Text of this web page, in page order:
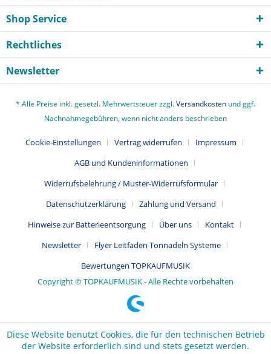
Shop Service
Rechtliches
Newsletter
* Alle Preise inkl. gesetzl. Mehrwertsteuer zzgl.Versandkosten und ggf.
Nachnahmegebühren, wenn nicht anders beschrieben
Cookie-Einstellungen Vertrag widerrufen
Impressum
AGB und Kundeninformationen
Widerrufsbelehrung / Muster-Widerrufsformular
Datenschutzerklärung
Zahlung und Versand
Hinweise zur Batterieentsorgung
Über uns
Kontakt
Newsletter
Flyer Leitfaden Tonnadeln Systeme
Bewertungen TOPKAUFMUSIK
Copyright © TOPKAUFMUSIK - Alle Rechte vorbehalten
Diese Website benutzt Cookies, die für den technischen Betrieb
der Website erforderlich sind und stets gesetzt werden.